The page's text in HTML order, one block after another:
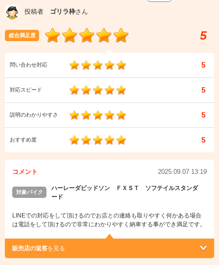
投稿者 ゴリラ枠さん
総合満足度 5
問い合わせ対応 5
対応スピード 5
説明のわかりやすさ 5
おすすめ度 5
コメント 2025.09.07 13:19
対象バイク
ハーレーダビッドソン ＦＸＳＴ ソフテイルスタンダ
ード
LINEでの対応をして頂けるのでお店との連絡も取りやすく何かある場合
は電話をして頂けるので非常にわかりやすく納車する事ができ満足です。
販売店の返答を見る